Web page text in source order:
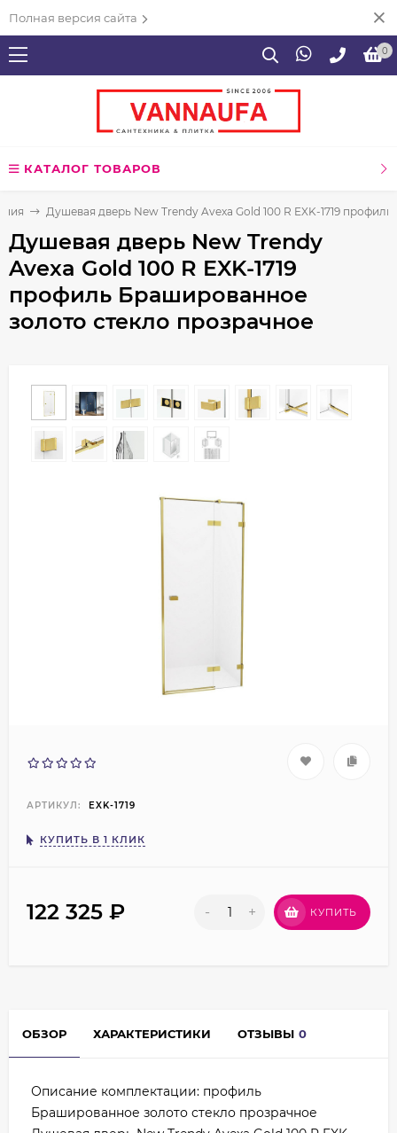
Полная версия сайта
0
КАТАЛОГ ТОВАРОВ
Душевая дверь New Trendy Avexa Gold 100 R EXK-1719
Душевая дверь New Trendy
Avexa Gold 100 R EXK-1719
профиль Брашированное
золото стекло прозрачное
АРТИКУЛ: EXK-1719
КУПИТЬ В 1 КЛИК
122 325 ₽ - + КУПИТЬ
ОБЗОР ХАРАКТЕРИСТИКИ ОТЗЫВЫ 0
Описание комплектации: профиль
Брашированное золото стекло прозрачное